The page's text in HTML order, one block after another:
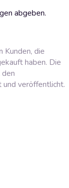
abgeben.
Kunden, die
haben. Die
veröffentlicht.